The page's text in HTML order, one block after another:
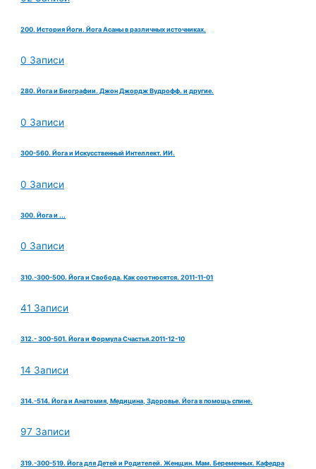
200. История Йоги. Йога Асаны в различных источниках.
0 Записи
280. Йога и Биографии. Джон Джордж Вудрофф. и другие.
0 Записи
300-560. Йога и Искусственный Интеллект. ИИ.
0 Записи
300. Йога и ...
0 Записи
310.-300-500. Йога и Свобода. Как соотносятся. 2011-11-01
41 Записи
312.- 300-501. Йога и Формула Счастья.2011-12-10
14 Записи
314.-514. Йога и Анатомия, Медицина, Здоровье. Йога в помощь спине.
97 Записи
319.-300-519. Йога для Детей и Родителей. Женщин. Мам. Беременных. Кафедра